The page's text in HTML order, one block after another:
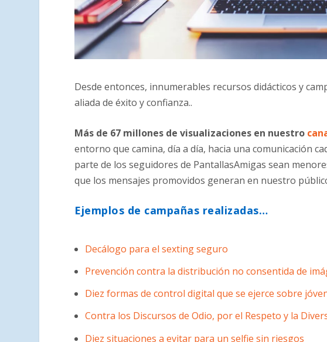
Desde entonces, innumerables recursos didácticos y
aliada de éxito y confianza..
Más de 67 millones de visualizaciones en nuestro
entorno que camina, día a día, hacia una comunicación
parte de los seguidores de PantallasAmigas sean
que los mensajes promovidos generan en nuestro
Ejemplos de campañas realizadas…
Decálogo para el sexting seguro
Prevención contra la distribución no consentida de
Diez formas de control digital que se ejerce sobre
Contra los Discursos de Odio, por el Respeto y la
Diez situaciones a evitar para un selfie sin riesgos